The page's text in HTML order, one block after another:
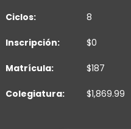
Ciclos: 8
Inscripción: $0
Matrícula: $187
Colegiatura: $1,869.99